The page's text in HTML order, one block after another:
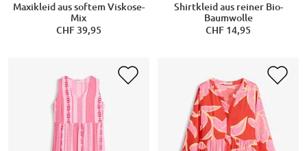
Maxikleid aus softem Viskose-
Mix
CHF 39,95
Shirtkleid aus reiner Bio-
Baumwolle
CHF 14,95